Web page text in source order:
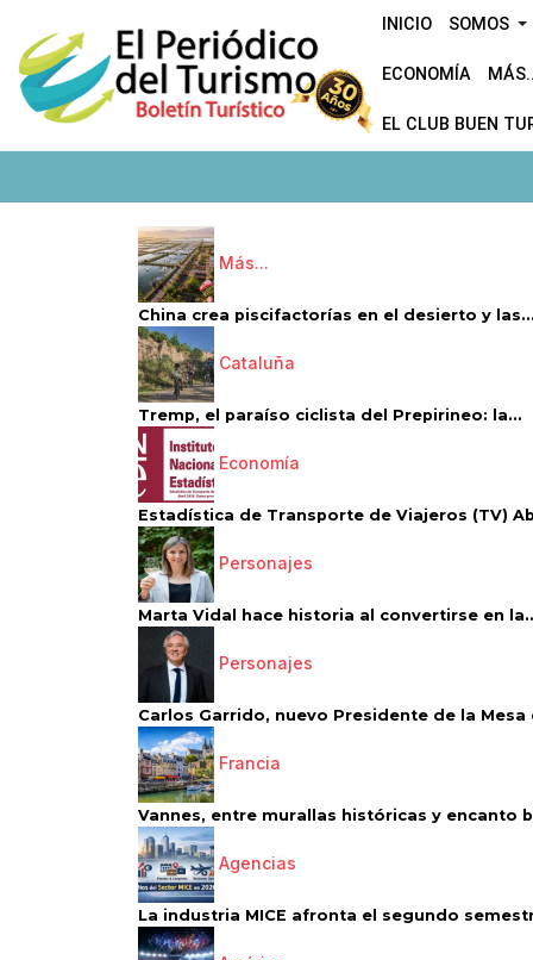
INICIO SOMOS
ECONOMÍA
EL CLUB BUEN
Más...
China crea piscifactorías en el desierto y las...
Cataluña
Tremp, el paraíso ciclista del Prepirineo: la...
Economía
Estadística de Transporte de Viajeros (TV)
Personajes
Marta Vidal hace historia al convertirse en
Personajes
Carlos Garrido, nuevo Presidente de la Mesa
Francia
Vannes, entre murallas históricas y encanto
Agencias
La industria MICE afronta el segundo